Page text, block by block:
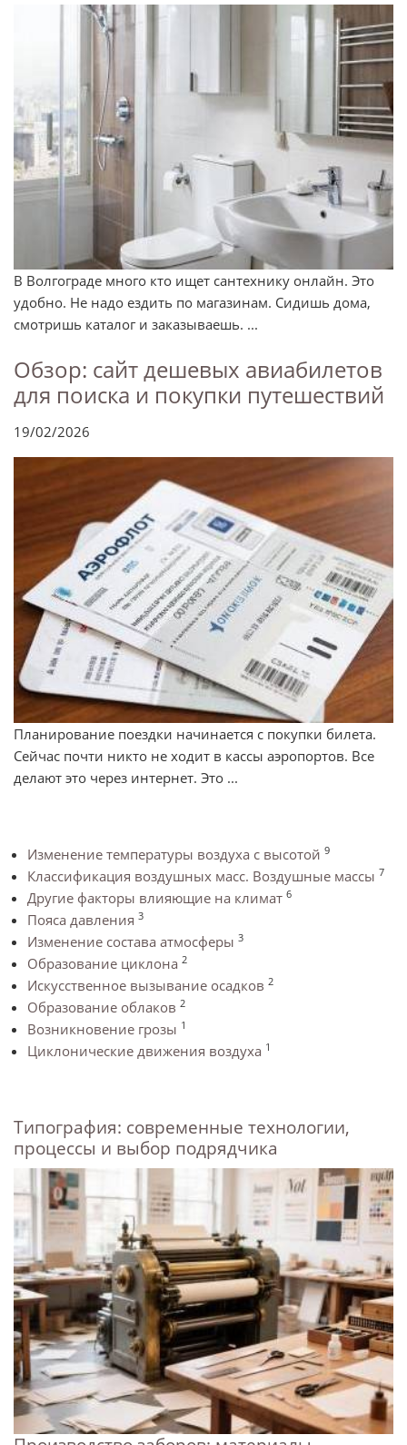
В Волгограде много кто ищет сантехнику онлайн. Это
удобно. Не надо ездить по магазинам. Сидишь дома,
смотришь каталог и заказываешь. ...
Обзор: сайт дешевых авиабилетов
для поиска и покупки путешествий
19/02/2026
Планирование поездки начинается с покупки билета.
Сейчас почти никто не ходит в кассы аэропортов. Все
делают это через интернет. Это ...
Изменение температуры воздуха с высотой 9
Классификация воздушных масс. Воздушные массы 7
Другие факторы влияющие на климат 6
Пояса давления 3
Изменение состава атмосферы 3
Образование циклона 2
Искусственное вызывание осадков 2
Образование облаков 2
Возникновение грозы 1
Циклонические движения воздуха 1
Типография: современные технологии,
процессы и выбор подрядчика